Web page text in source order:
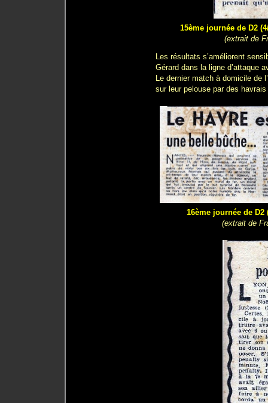
15ème journée de D2
(extrait de
Les résultats s’améliorent
Gérard dans la ligne d’attaque
Le dernier match à domicile de
sur leur pelouse par des
16ème journée de D2
(extrait de